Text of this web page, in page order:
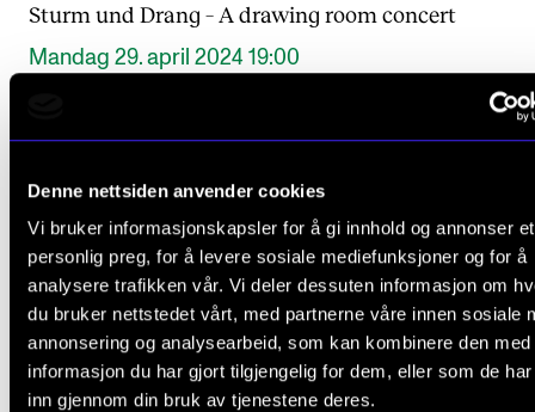
Denne nettsiden anvender cookies
Vi bruker informasjonskapsler for å gi innhold og annonser et
personlig preg, for å levere sosiale mediefunksjoner og for å
analysere trafikken vår. Vi deler dessuten informasjon om
du bruker nettstedet vårt, med partnerne våre innen sosiale
annonsering og analysearbeid, som kan kombinere den med
informasjon du har gjort tilgjengelig for dem, eller som de
inn gjennom din bruk av tjenestene deres.
Sturm und Drang – A drawing room concert
Mandag 29. april 2024 19:00